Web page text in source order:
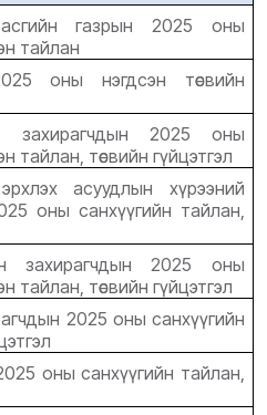
газрын 2025 оны
тайлан
оны нэгдсэн төсвийн
захирагчдын 2025 оны
тайлан, төсвийн гүйцэтгэл
асуудлын хүрээний
оны санхүүгийн тайлан,
захирагчдын 2025 оны
тайлан, төсвийн гүйцэтгэл
2025 оны санхүүгийн
2025 оны санхүүгийн тайлан,